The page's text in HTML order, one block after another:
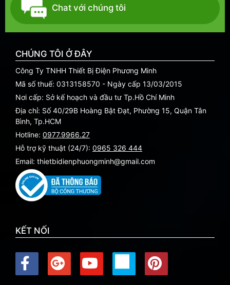
Chat với chúng tôi
CHÚNG TÔI Ở ĐÂY
Công Ty TNHH Thiết Bị Điện Phương Minh
Mã số thuế: 0313158570 - Ngày cấp 13/03/2015
Nơi cấp: Sở kế hoạch và đầu tư Tp.Hồ Chí Minh
Địa chỉ: Số 40/29B Hoàng Bật Đạt, Phường 15, Quận Tân
Bình, Tp.HCM
Hotline: 0977.9966.27
Hỗ trợ kỹ thuật (24/7): 0965 326 444
Email: thietbidienphuongminh@gmail.com
KẾT NỐI